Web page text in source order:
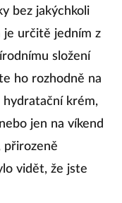
bez jakýchkoli
je určitě jedním z
složení
ho rozhodně na
hydratační krém,
jen na víkend
přirozeně
vidět, že jste